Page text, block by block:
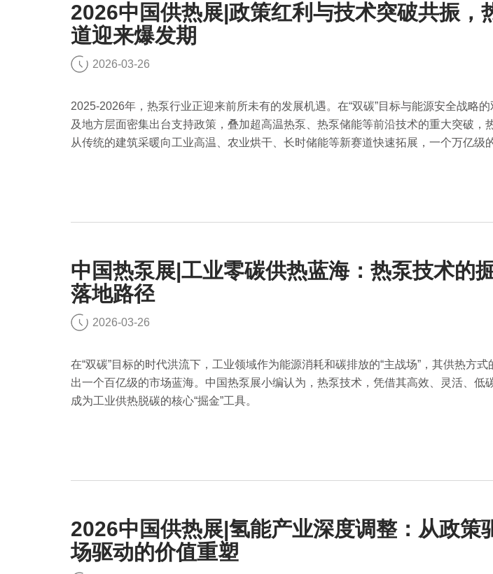
2026中国供热展|政策红利与技术突破共振，
道迎来爆发期
2026-03-26
2025-2026年，热泵行业正迎来前所未有的发展机遇。在“双碳”目标与能源安全战略
及地方层面密集出台支持政策，叠加超高温热泵、热泵储能等前沿技术的重大突破，
从传统的建筑采暖向工业高温、农业烘干、长时储能等新赛道快速拓展，一个万亿级
中国热泵展|工业零碳供热蓝海：热泵技术的
落地路径
2026-03-26
在“双碳”目标的时代洪流下，工业领域作为能源消耗和碳排放的“主战场”，其供热方
出一个百亿级的市场蓝海。中国热泵展小编认为，热泵技术，凭借其高效、灵活、低
成为工业供热脱碳的核心“掘金”工具。
2026中国供热展|氢能产业深度调整：从政策
场驱动的价值重塑